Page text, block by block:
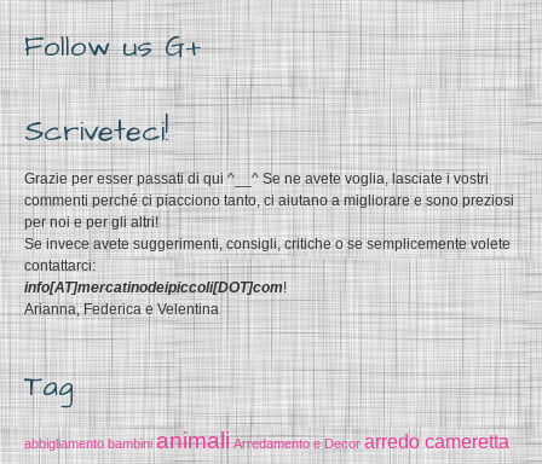
Follow us G+
Scriveteci!
Grazie per esser passati di qui ^__^ Se ne avete voglia, lasciate i vostri
commenti perché ci piacciono tanto, ci aiutano a migliorare e sono preziosi
per noi e per gli altri!
Se invece avete suggerimenti, consigli, critiche o se semplicemente volete
contattarci:
info[AT]mercatinodeipiccoli[DOT]com!
Arianna, Federica e Velentina
Tag
abbigliamento bambini animali Arredamento e Decor arredo cameretta